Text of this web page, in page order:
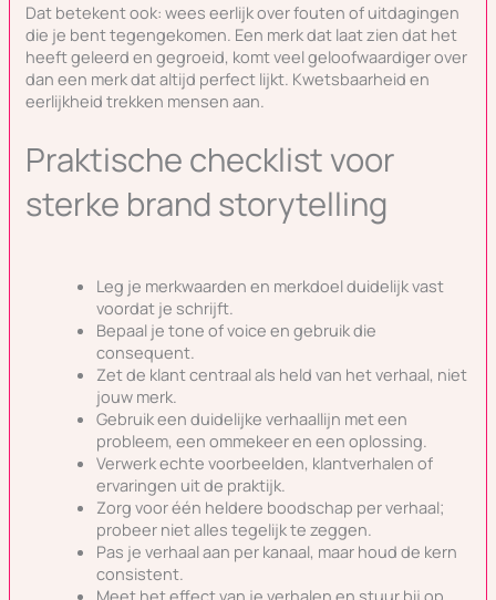
Dat betekent ook: wees eerlijk over fouten of uitdagingen
die je bent tegengekomen. Een merk dat laat zien dat het
heeft geleerd en gegroeid, komt veel geloofwaardiger over
dan een merk dat altijd perfect lijkt. Kwetsbaarheid en
eerlijkheid trekken mensen aan.
Praktische checklist voor
sterke brand storytelling
Leg je merkwaarden en merkdoel duidelijk vast
voordat je schrijft.
Bepaal je tone of voice en gebruik die
consequent.
Zet de klant centraal als held van het verhaal, niet
jouw merk.
Gebruik een duidelijke verhaallijn met een
probleem, een ommekeer en een oplossing.
Verwerk echte voorbeelden, klantverhalen of
ervaringen uit de praktijk.
Zorg voor één heldere boodschap per verhaal;
probeer niet alles tegelijk te zeggen.
Pas je verhaal aan per kanaal, maar houd de kern
consistent.